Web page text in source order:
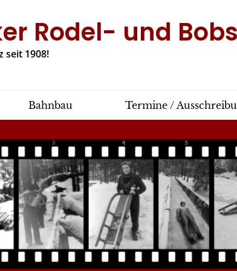
Rodel- und
seit 1908!
Bahnbau Termine /